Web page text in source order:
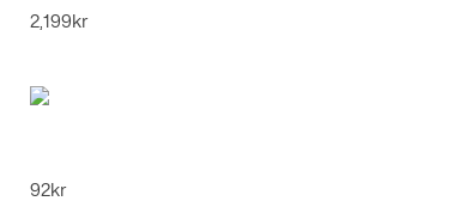
2,199 kr
92kr